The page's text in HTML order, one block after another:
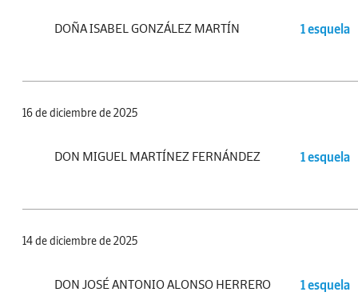
DOÑA ISABEL GONZÁLEZ MARTÍN 1 esquela
16 de diciembre de 2025
DON MIGUEL MARTÍNEZ FERNÁNDEZ 1 esquela
14 de diciembre de 2025
DON JOSÉ ANTONIO ALONSO HERRERO 1 esquela